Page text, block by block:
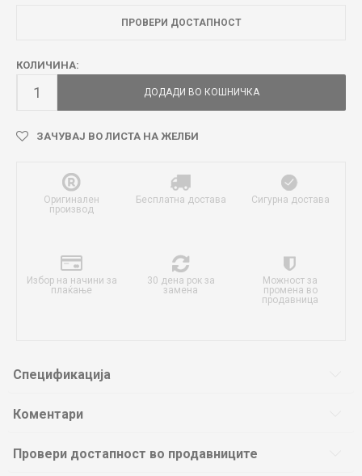
ПРОВЕРИ ДОСТАПНОСТ
КОЛИЧИНА:
ДОДАДИ ВО КОШНИЧКА
ЗАЧУВАЈ ВО ЛИСТА НА ЖЕЛБИ
Оригинален
производ
Бесплатна достава Сигурна достава
Избор на начини за
плаќање
30 дена рок за
замена
Можност за
промена во
продавница
Спецификација
Коментари
Провери достапност во продавниците